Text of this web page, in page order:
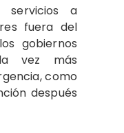
a
fuera del
gobiernos
vez más
como
después